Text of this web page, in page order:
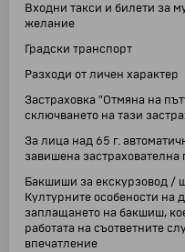
Входни такси и билети за
желание
Градски транспорт
Разходи от личен характер
Застраховка "Отмяна на
сключването на тази
За лица над 65 г.
завишена застрахователна
Бакшиши за екскурзовод /
Културните особености на
заплащането на бакшиш,
работата на съответните
впечатление